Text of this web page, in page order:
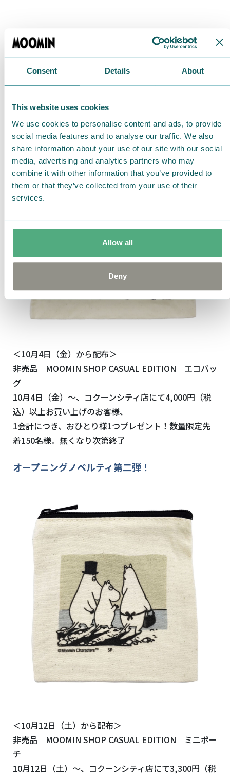
Consent Details About
This website uses cookies
We use cookies to personalise content and ads, to provide
social media features and to analyse our traffic. We also
share information about your use of our site with our social
media, advertising and analytics partners who may
combine it with other information that you’ve provided to
them or that they’ve collected from your use of their
services.
Allow all
Deny
＜10月4日（金）から配布＞
非売品 MOOMIN SHOP CASUAL EDITION エコバッ
グ
10月4日（金）～、コクーンシティ店にて4,000円（税
込）以上お買い上げのお客様、
1会計につき、おひとり様1つプレゼント！数量限定先
着150名様。無くなり次第終了
オープニングノベルティ第二弾！
＜10月12日（土）から配布＞
非売品 MOOMIN SHOP CASUAL EDITION ミニポー
チ
10月12日（土）～、コクーンシティ店にて3,300円（税